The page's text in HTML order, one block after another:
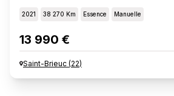
2021 38 270 Km Essence Manuelle
13 990 €
Saint-Brieuc (22)